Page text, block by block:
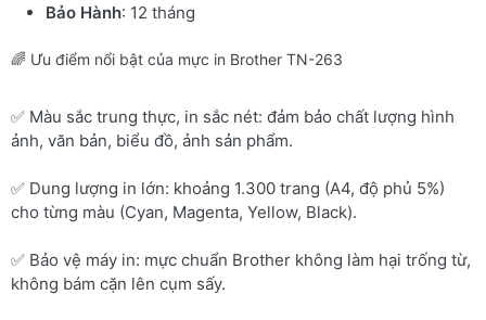
Bảo Hành: 12 tháng
🌈 Ưu điểm nổi bật của mực in Brother TN-263
✅ Màu sắc trung thực, in sắc nét: đảm bảo chất lượng hình
ảnh, văn bản, biểu đồ, ảnh sản phẩm.
✅ Dung lượng in lớn: khoảng 1.300 trang (A4, độ phủ 5%)
cho từng màu (Cyan, Magenta, Yellow, Black).
✅ Bảo vệ máy in: mực chuẩn Brother không làm hại trống từ,
không bám cặn lên cụm sấy.